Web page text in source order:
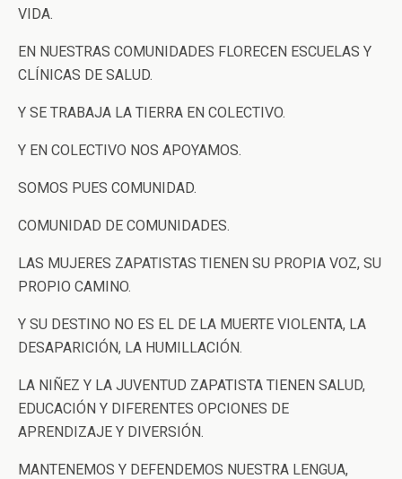
VIDA.
EN NUESTRAS COMUNIDADES FLORECEN ESCUELAS Y
CLÍNICAS DE SALUD.
Y SE TRABAJA LA TIERRA EN COLECTIVO.
Y EN COLECTIVO NOS APOYAMOS.
SOMOS PUES COMUNIDAD.
COMUNIDAD DE COMUNIDADES.
LAS MUJERES ZAPATISTAS TIENEN SU PROPIA VOZ, SU
PROPIO CAMINO.
Y SU DESTINO NO ES EL DE LA MUERTE VIOLENTA, LA
DESAPARICIÓN, LA HUMILLACIÓN.
LA NIÑEZ Y LA JUVENTUD ZAPATISTA TIENEN SALUD,
EDUCACIÓN Y DIFERENTES OPCIONES DE
APRENDIZAJE Y DIVERSIÓN.
MANTENEMOS Y DEFENDEMOS NUESTRA LENGUA,